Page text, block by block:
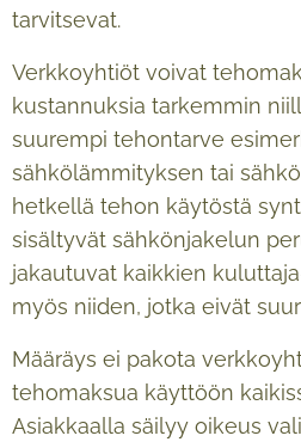
tarvitsevat.
Verkkoyhtiöt voivat
kustannuksia tarkemmin
suurempi tehontarve
sähkölämmityksen tai
hetkellä tehon käytöstä
sisältyvät sähkönjakelun
jakautuvat kaikkien
myös niiden, jotka eivät
Määräys ei pakota
tehomaksua käyttöön
Asiakkaalla säilyy oikeus